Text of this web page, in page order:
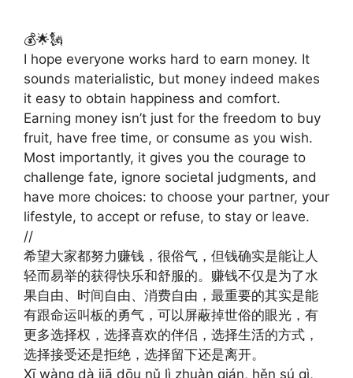
💰🌟🗽
I hope everyone works hard to earn money. It
sounds materialistic, but money indeed makes
it easy to obtain happiness and comfort.
Earning money isn’t just for the freedom to buy
fruit, have free time, or consume as you wish.
Most importantly, it gives you the courage to
challenge fate, ignore societal judgments, and
have more choices: to choose your partner, your
lifestyle, to accept or refuse, to stay or leave.
//
希望大家都努力赚钱，很俗气，但钱确实是能让人
轻而易举的获得快乐和舒服的。赚钱不仅是为了水
果自由、时间自由、消费自由，最重要的其实是能
有跟命运叫板的勇气，可以屏蔽掉世俗的眼光，有
更多选择权，选择喜欢的伴侣，选择生活的方式，
选择接受还是拒绝，选择留下还是离开。
Xī wàng dà jiā dōu nǔ lì zhuàn qián, hěn sú qì,